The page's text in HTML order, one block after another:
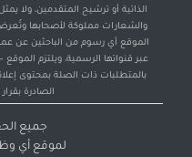
الذاتية أو ترشيح المتقدمين، ولا
والشعارات مملوكة لأصحابها
الموقع أي رسوم من الباحثين عن
عبر قنواتها الرسمية، ويلتزم
بالمتطلبات ذات الصلة بمحتوى
الصادرة
جميع
لموقع أي